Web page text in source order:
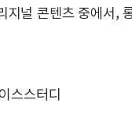
지널 콘텐츠 중에서,
스스터디